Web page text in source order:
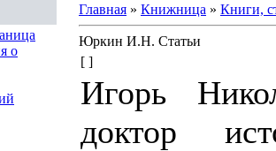
о
Главная » Книжница » Книги,
Юркин И.Н. Статьи
[ ]
Игорь
доктор